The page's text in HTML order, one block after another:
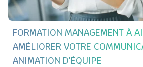
FORMATION MANAGEMENT À
AMÉLIORER VOTRE
ANIMATION D'ÉQUIPE